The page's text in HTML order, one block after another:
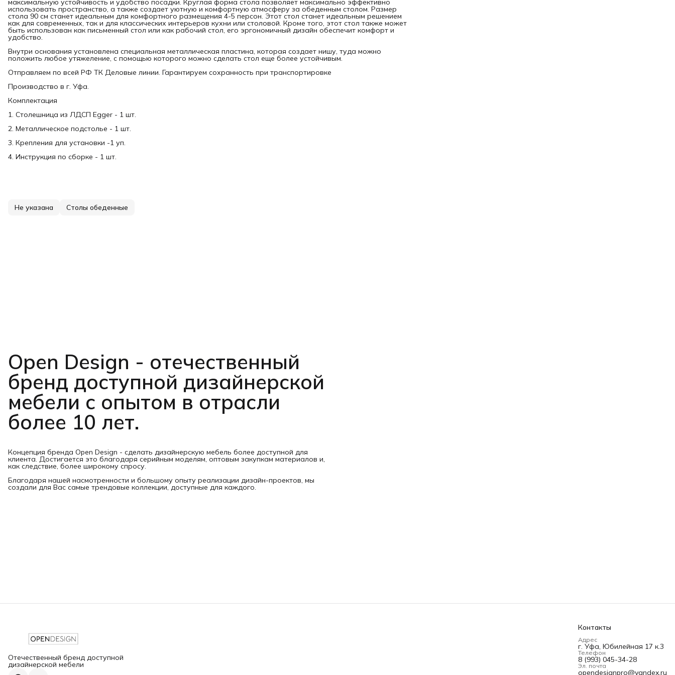
максимальную устойчивость и удобство посадки. Круглая форма стола позволяет максимально эффективно
использовать пространство, а также создает уютную и комфортную атмосферу за обеденным столом. Размер
стола 90 см станет идеальным для комфортного размещения 4-5 персон. Этот стол станет идеальным решением
как для современных, так и для классических интерьеров кухни или столовой. Кроме того, этот стол также может
быть использован как письменный стол или как рабочий стол, его эргономичный дизайн обеспечит комфорт и
удобство.
Внутри основания установлена специальная металлическая пластина, которая создает нишу, туда можно
положить любое утяжеление, с помощью которого можно сделать стол еще более устойчивым.
Отправляем по всей РФ ТК Деловые линии. Гарантируем сохранность при транспортировке
Производство в г. Уфа.
Комплектация
1. Столешница из ЛДСП Egger - 1 шт.
2. Металлическое подстолье - 1 шт.
3. Крепления для установки -1 уп.
4. Инструкция по сборке - 1 шт.
Не указана Столы обеденные
Open Design - отечественный
бренд доступной дизайнерской
мебели с опытом в отрасли
более 10 лет.
Концепция бренда Open Design - сделать дизайнерскую мебель более доступной для
клиента. Достигается это благодаря серийным моделям, оптовым закупкам материалов и,
как следствие, более широкому спросу.
Благодаря нашей насмотренности и большому опыту реализации дизайн-проектов, мы
создали для Вас самые трендовые коллекции, доступные для каждого.
Отечественный бренд доступной
дизайнерской мебели
Контакты
Адрес
г. Уфа, Юбилейная 17 к.3
Телефон
8 (993) 045-34-28
Эл. почта
opendesignpro@yandex.ru